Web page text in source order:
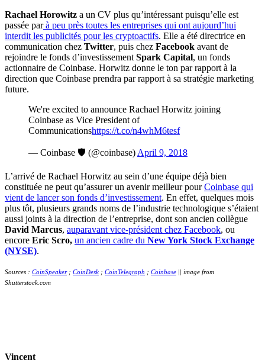
Rachael Horowitz a un CV plus qu’intéressant puisqu’elle est
passée parà peu près toutes les entreprises qui ont aujourd’hui
interdit les publicités pour les cryptoactifs. Elle a été directrice en
communication chez Twitter, puis chez Facebook avant de
rejoindre le fonds d’investissement Spark Capital, un fonds
actionnaire de Coinbase. Horwitz donne le ton par rapport à la
direction que Coinbase prendra par rapport à sa stratégie marketing
future.
We're excited to announce Rachael Horwitz joining
Coinbase as Vice President of
Communicationshttps://t.co/n4whM6tesf
— Coinbase 🛡️ (@coinbase) April 9, 2018
L’arrivé de Rachael Horwitz au sein d’une équipe déjà bien
constituée ne peut qu’assurer un avenir meilleur pourCoinbase qui
vient de lancer son fonds d’investissement. En effet, quelques mois
plus tôt, plusieurs grands noms de l’industrie technologique s’étaient
aussi joints à la direction de l’entreprise, dont son ancien collègue
David Marcus, auparavant vice-président chez Facebook, ou
encore Eric Scro, un ancien cadre du New York Stock Exchange
(NYSE).
Sources : CoinSpeaker; CoinDesk ; CoinTelegraph ; Coinbase || image from
Shutterstock.com
Vincent